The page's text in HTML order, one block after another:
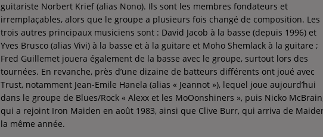
guitariste Norbert Krief (alias Nono). Ils sont les membres fondateurs et
irremplaçables, alors que le groupe a plusieurs fois changé de composition. Les
trois autres principaux musiciens sont : David Jacob à la basse (depuis 1996) et
Yves Brusco (alias Vivi) à la basse et à la guitare et Moho Shemlack à la guitare ;
Fred Guillemet jouera également de la basse avec le groupe, surtout lors des
tournées. En revanche, près d’une dizaine de batteurs différents ont joué avec
Trust, notamment Jean-Emile Hanela (alias « Jeannot »), lequel joue aujourd’hui
dans le groupe de Blues/Rock « Alexx et les MoOonshiners », puis Nicko
qui a rejoint Iron Maiden en août 1983, ainsi que Clive Burr, qui arriva de
la même année.